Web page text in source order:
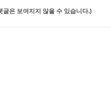
은 보여지지 않을 수 있습니다.)